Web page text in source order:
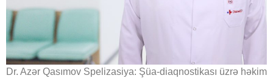
Dr. Azər Qasımov Spelizasiya: Şüa-diaqnostikası üzrə həkim